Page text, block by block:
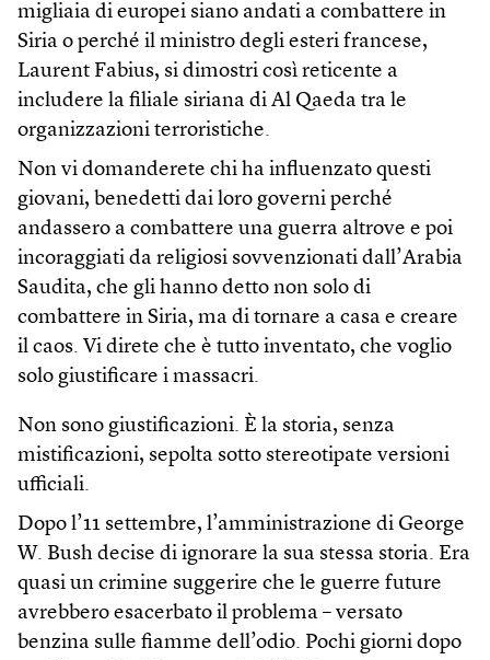
migliaia di europei siano andati a combattere in
Siria o perché il ministro degli esteri francese,
Laurent Fabius, si dimostri così reticente a
includere la filiale siriana di Al Qaeda tra le
organizzazioni terroristiche.
Non vi domanderete chi ha influenzato questi
giovani, benedetti dai loro governi perché
andassero a combattere una guerra altrove e poi
incoraggiati da religiosi sovvenzionati dall’Arabia
Saudita, che gli hanno detto non solo di
combattere in Siria, ma di tornare a casa e creare
il caos. Vi direte che è tutto inventato, che voglio
solo giustificare i massacri.
Non sono giustificazioni. È la storia, senza
mistificazioni, sepolta sotto stereotipate versioni
ufficiali.
Dopo l’11 settembre, l’amministrazione di George
W. Bush decise di ignorare la sua stessa storia. Era
quasi un crimine suggerire che le guerre future
avrebbero esacerbato il problema – versato
benzina sulle fiamme dell’odio. Pochi giorni dopo